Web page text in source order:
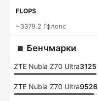
FLOPS
~3379.2 Гфлопс
Бенчмарки
ZTE Nubia Z70 Ultra3125
ZTE Nubia Z70 Ultra9526